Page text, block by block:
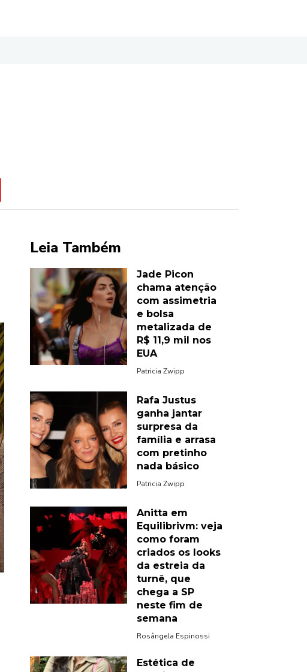
Leia Também
Jade Picon
chama atenção
com assimetria
e bolsa
metalizada de
R$ 11,9 mil nos
EUA
Patricia Zwipp
Rafa Justus
ganha jantar
surpresa da
família e arrasa
com pretinho
nada básico
Patricia Zwipp
Anitta em
Equilibrivm: veja
como foram
criados os looks
da estreia da
turnê, que
chega a SP
neste fim de
semana
Rosângela Espinossi
Estética de